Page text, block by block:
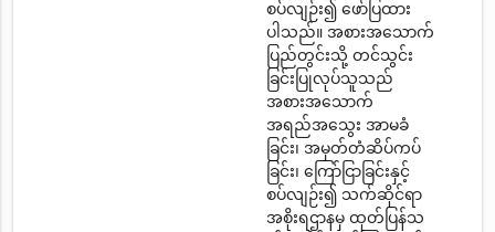
စပ်လျဉ်း၍ ဖော်ပြထား
ပါသည်။ အစားအသောက်
ပြည်တွင်းသို့ တင်သွင်း
ခြင်းပြုလုပ်သူသည်
အစားအသောက်
အရည်အသွေး အာမခံ
ခြင်း၊ အမှတ်တံဆိပ်ကပ်
ခြင်း၊ ကြော်ငြာခြင်းနှင့်
စပ်လျဉ်း၍ သက်ဆိုင်ရာ
အစိုးရဌာနမှ ထုတ်ပြန်သ